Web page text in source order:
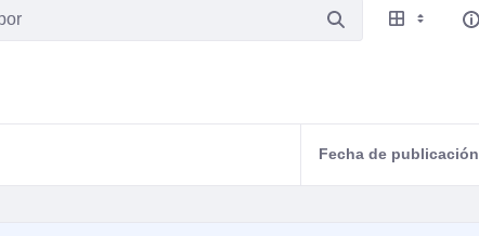
Fecha de publicación